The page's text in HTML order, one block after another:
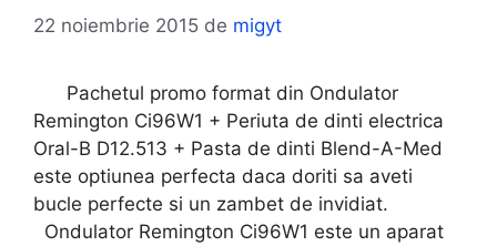
22 noiembrie 2015 de migyt
Pachetul promo format din Ondulator
Remington Ci96W1 + Periuta de dinti electrica
Oral-B D12.513 + Pasta de dinti Blend-A-Med
este optiunea perfecta daca doriti sa aveti
bucle perfecte si un zambet de invidiat.
Ondulator Remington Ci96W1 este un aparat